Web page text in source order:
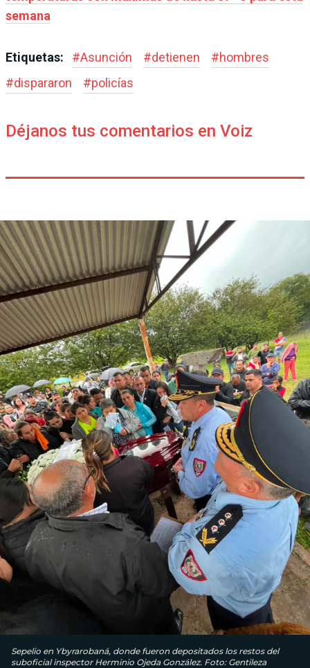
semana
Etiquetas: #Asunción #detienen #hombres
#dispararon #policías
Déjanos tus comentarios en Voiz
Sepelio en Ybyrarobaná, donde fueron depositados los restos del
suboficial inspector Herminio Ojeda González. Foto: Gentileza